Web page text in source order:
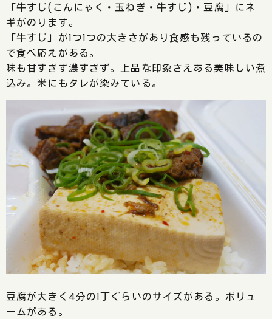
「牛すじ(こんにゃく・玉ねぎ・牛すじ)・豆腐」にネ
ギがのります。
「牛すじ」が1つ1つの大きさがあり食感も残っているの
で食べ応えがある。
味も甘すぎず濃すぎず。上品な印象さえある美味しい煮
込み。米にもタレが染みている。
豆腐が大きく4分の1丁ぐらいのサイズがある。ボリュ
ームがある。